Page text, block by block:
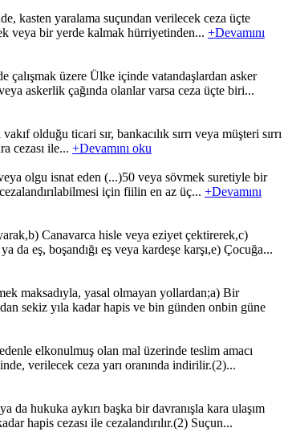
kasten yaralama suçundan verilecek ceza üçte
veya bir yerde kalmak hürriyetinden... +Devamını
çalışmak üzere Ülke içinde vatandaşlardan asker
askerlik çağında olanlar varsa ceza üçte biri...
olduğu ticari sır, bankacılık sırrı veya müşteri sırrı
cezası ile... +Devamını oku
olgu isnat eden (...)50 veya sövmek suretiyle bir
için fiilin en az üç... +Devamını
Canavarca hisle veya eziyet çektirerek,c)
eş, boşandığı eş veya kardeşe karşı,e) Çocuğa...
maksadıyla, yasal olmayan yollardan;a) Bir
sekiz yıla kadar hapis ve bin günden onbin güne
elkonulmuş olan mal üzerinde teslim amacı
verilecek ceza yarı oranında indirilir.(2)...
da hukuka aykırı başka bir davranışla kara ulaşım
hapis cezası ile cezalandırılır.(2) Suçun...